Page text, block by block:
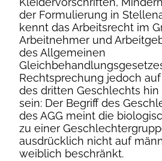
der Formulierung in
kennt das Arbeitsrecht im
Arbeitnehmer und
des Allgemeinen
Rechtsprechung jedoch
des dritten Geschlechts
sein: Der Begriff des
des AGG meint die
zu einer
ausdrücklich nicht auf
weiblich beschränkt.